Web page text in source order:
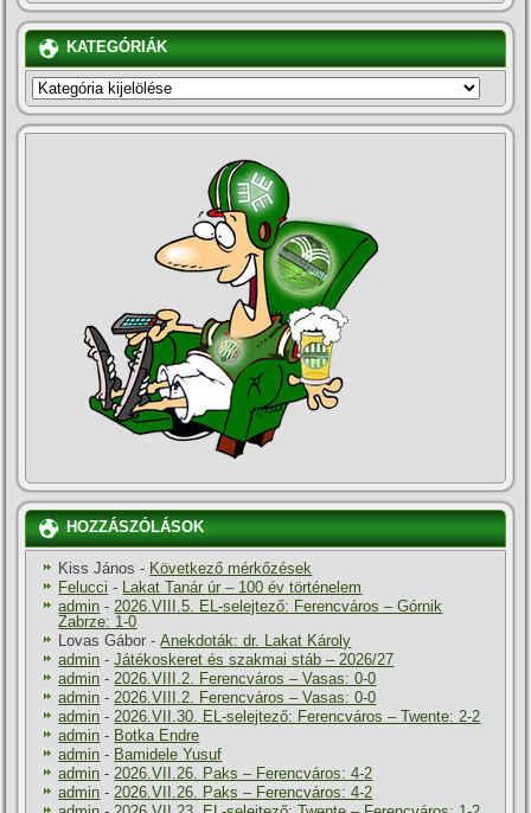
KATEGÓRIÁK
KATEGÓRIÁK
HOZZÁSZÓLÁSOK
Kiss János - Következő mérkőzések
Felucci - Lakat Tanár úr – 100 év történelem
admin -2026.VIII.5. EL-selejtező: Ferencváros – Górnik
Zabrze: 1-0
Lovas Gábor -Anekdoták: dr. Lakat Károly
admin -Játékoskeret és szakmai stáb – 2026/27
admin -2026.VIII.2. Ferencváros – Vasas: 0-0
admin -2026.VIII.2. Ferencváros – Vasas: 0-0
admin -2026.VII.30. EL-selejtező: Ferencváros – Twente: 2-2
admin - Botka Endre
admin - Bamidele Yusuf
admin -2026.VII.26. Paks – Ferencváros: 4-2
admin -2026.VII.26. Paks – Ferencváros: 4-2